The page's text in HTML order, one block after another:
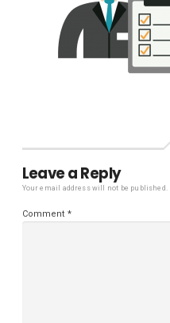
Leave a Reply
Your email address will not be published.
Comment *